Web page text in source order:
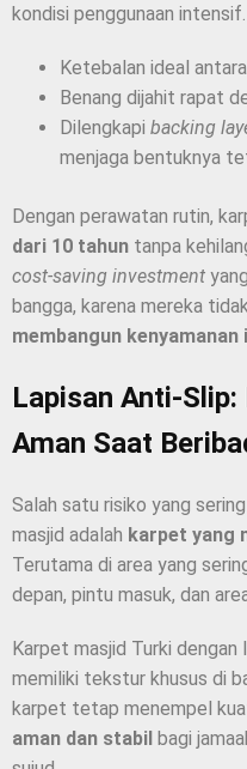
kondisi penggunaan
Ketebalan ideal antara
Benang dijahit rapat
Dilengkapi backing
menjaga bentuknya
Dengan perawatan rutin,
dari 10 tahun tanpa
cost-saving investment
bangga, karena mereka
membangun
Lapisan Anti-
Aman Saat
Salah satu risiko yang
masjid adalah karpet yang
Terutama di area yang
depan, pintu masuk, dan
Karpet masjid Turki dengan
memiliki tekstur khusus di
karpet tetap menempel
aman dan stabil bagi